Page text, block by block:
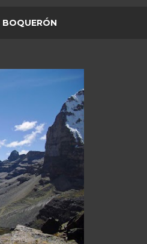
BOQUERÓN